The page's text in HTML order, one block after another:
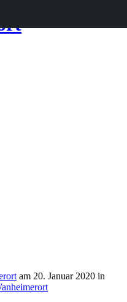
am 20. Januar 2020 in